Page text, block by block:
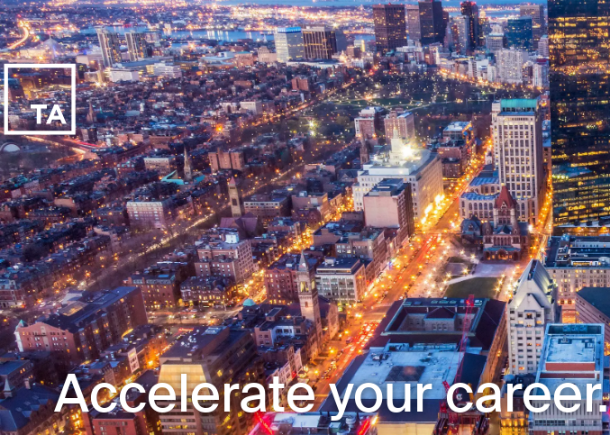
Accelerate your career.